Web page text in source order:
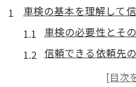
車検の基本を理解して
車検の必要性とそ
信頼できる依頼先
依頼先選びで確認